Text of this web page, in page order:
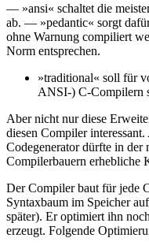
— »ansi« schaltet die
ab. — »pedantic« sorgt
ohne Warnung compiliert
Norm entsprechen.
»traditional« soll für
ANSI-) C-Compilern
Aber nicht nur diese
diesen Compiler
Codegenerator dürfte in der
Compilerbauern erhebliche
Der Compiler baut für jede
Syntaxbaum im Speicher
später). Er optimiert ihn
erzeugt. Folgende